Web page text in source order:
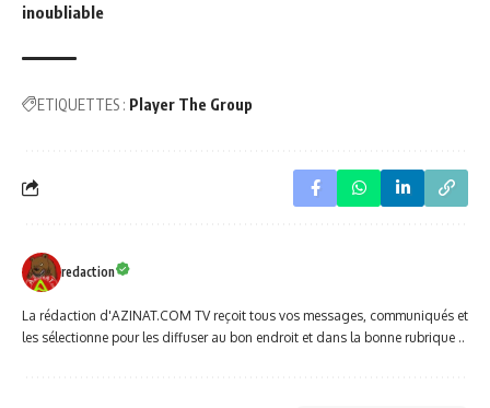
inoubliable
ETIQUETTES : Player The Group
redaction
La rédaction d'AZINAT.COM TV reçoit tous vos messages, communiqués et
les sélectionne pour les diffuser au bon endroit et dans la bonne rubrique ..